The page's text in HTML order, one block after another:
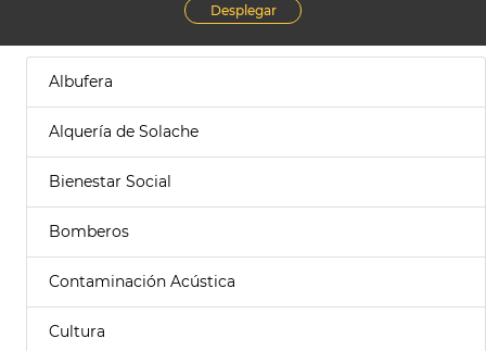
Desplegar
Albufera
Alquería de Solache
Bienestar Social
Bomberos
Contaminación Acústica
Cultura